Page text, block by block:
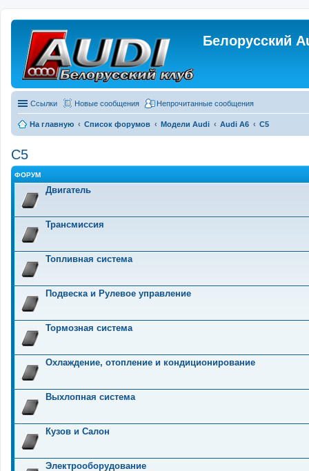
Белорусский
Ссылки Новые сообщения Непрочитанные сообщения
На главную Список форумов Модели Audi Audi A6 C5
C5
ФОРУМ
Двигатель
Трансмиссия
Топливная система
Подвеска и Рулевое управление
Тормозная система
Охлаждение, отопление и кондиционирование
Выхлопная система
Кузов и Салон
Электрооборудование